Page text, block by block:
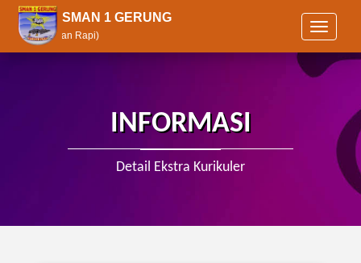
T
o
g
SMAN 1 GERUNG
dan Rapi)
INFORMASI
Detail Ekstra Kurikuler